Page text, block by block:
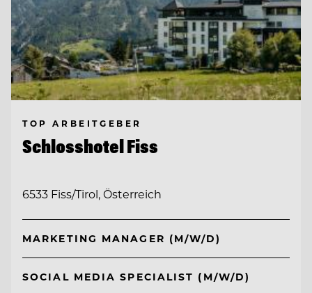
TOP ARBEITGEBER
Schlosshotel Fiss
6533 Fiss/Tirol, Österreich
MARKETING MANAGER (M/W/D)
SOCIAL MEDIA SPECIALIST (M/W/D)